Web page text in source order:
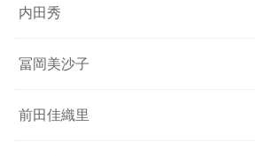
内田秀
冨岡美沙子
前田佳織里